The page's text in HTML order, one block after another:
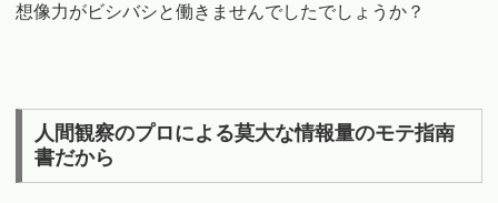
想像力がビシバシと働きませんでしたでしょうか？
人間観察のプロによる莫大な情報量のモテ指南
書だから